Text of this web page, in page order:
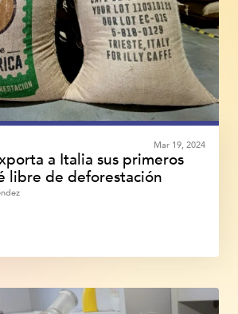
Mar 19, 2024
a Italia sus primeros
libre de deforestación